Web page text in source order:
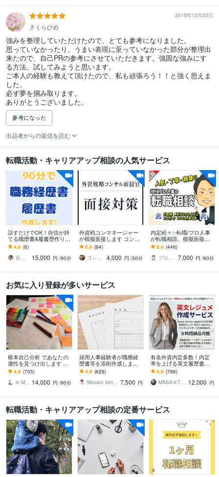
2015年12月22日
さくらひめ
強みを整理していただけたので、とても参考になりました。
思っていなかったり、うまい表現に至っていなかった部分が整理出
来たので、自己PRの参考にさせていただきます。強固な強みにす
る方法、試してみようと思います。
ご本人の経験も教えて頂けたので、私も頑張ろう！！と強く思えま
した。
必ず夢を掴み取ります。
ありがとうございました。
参考になった
出品者からの返信を読む
転職活動・キャリアアップ相談の人気サービス
話すだけでOK！自信が持
てる職歴書&履書歴作りま
す 即日納品可！年間300
名を成功に導く現役エー
ジェントが作成！
4.8 (6)
長谷川さん（はせがわさん）
15,000 円 /90分
外資戦コンマネージャー
が模擬面接します コンサ
ルケース面接対策@外資
戦コンマネージャー＆面
接官
5.0 (84)
コンサルぴえろ
4,000 円 /30分
内定続々✨転職/プロ人事
が転職相談、模擬面接し
ます ★安心&実績プラチ
ナ★質問や相談は無制限
｜面接練習もOK！
5.0 (446)
プロ人事３段 さとう
7,000 円 /60分
お気に入り登録が多いサービス
根本自己分析 であなたの
適性を見つけ出します 就
職・転職でお悩みの方、
自分自身をもっと知りた
い方へ
4.9 (705)
in Myself 14,000 円 /90分
採用人事経験者が職務経
歴書等を添削作成します
人事×元リクのプロエージ
ェントが支援/支援実績62
6件以上
4.9 (626)
Masato Ishiguro 7,500 円
有名外資内定多数！内定
率を上げる英文履歴書作
ります 人気実績No.1、有
名人も御用達ワンランク
上の英文レジュメ！
4.8 (786)
MASA＠TOP転職プロフェッショナル 12,000 円
転職活動・キャリアアップ相談の定番サービス